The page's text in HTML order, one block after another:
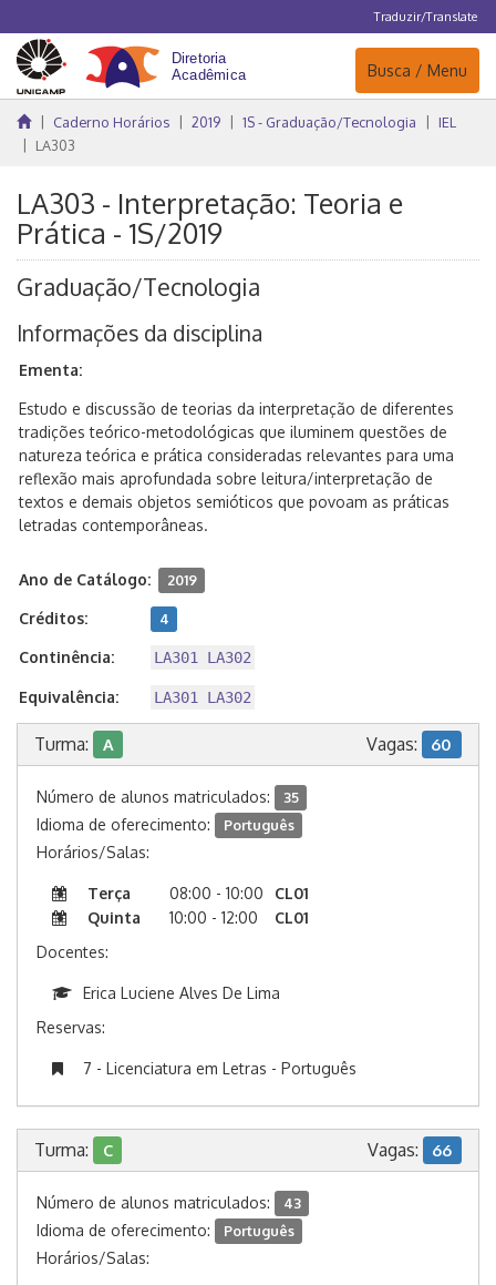
Traduzir/Translate
Navegação
Busca / Menu
Caderno Horários 2019 1S - Graduação/Tecnologia
IEL
LA303
LA303 - Interpretação: Teoria e
Prática - 1S/2019
Graduação/Tecnologia
Informações da disciplina
Ementa:
Estudo e discussão de teorias da interpretação de diferentes
tradições teórico-metodológicas que iluminem questões de
natureza teórica e prática consideradas relevantes para uma
reflexão mais aprofundada sobre leitura/interpretação de
textos e demais objetos semióticos que povoam as práticas
letradas contemporâneas.
Ano de Catálogo: 2019
Créditos: 4
Continência: LA301 LA302
Equivalência: LA301 LA302
Turma: A Vagas: 60
Número de alunos matriculados: 35
Idioma de oferecimento: Português
Horários/Salas:
Terça 08:00 - 10:00
CL01
Quinta
10:00 - 12:00
CL01
Docentes:
Erica Luciene Alves De Lima
Reservas:
7 - Licenciatura em Letras - Português
Turma: C Vagas: 66
Número de alunos matriculados: 43
Idioma de oferecimento: Português
Horários/Salas: